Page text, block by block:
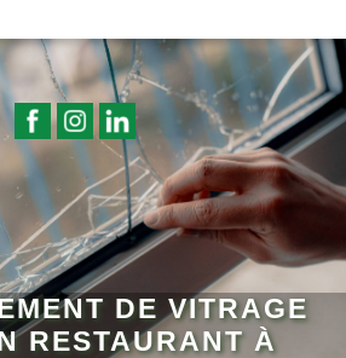
DE VITRAGE
RESTAURANT À